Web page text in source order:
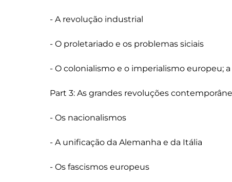
- A revolução industrial
- O proletariado e os problemas siciais
- O colonialismo e o imperialismo europeu;
Part 3: As grandes revoluções
- Os nacionalismos
- A unificação da Alemanha e da Itália
- Os fascismos europeus